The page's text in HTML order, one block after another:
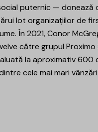
puternic — donează
lot organizațiilor de
În 2021, Conor
către grupul
la aproximativ 600
cele mai mari